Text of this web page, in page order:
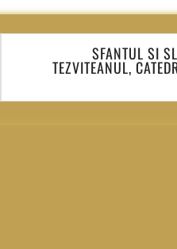
SFANTUL SI
TEZVITEANUL,